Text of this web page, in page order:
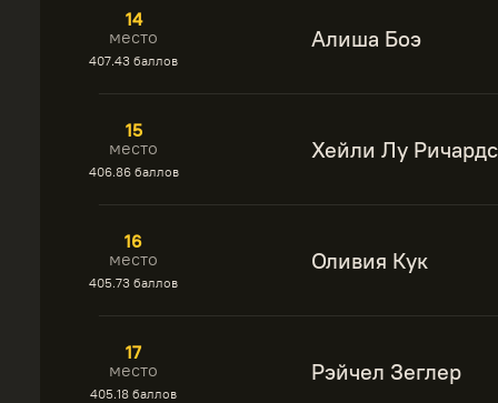
14
место
407.43 баллов
Алиша Боэ
15
место
406.86 баллов
Хейли Лу
16
место
405.73 баллов
Оливия Кук
17
место
405.18 баллов
Рэйчел Зеглер